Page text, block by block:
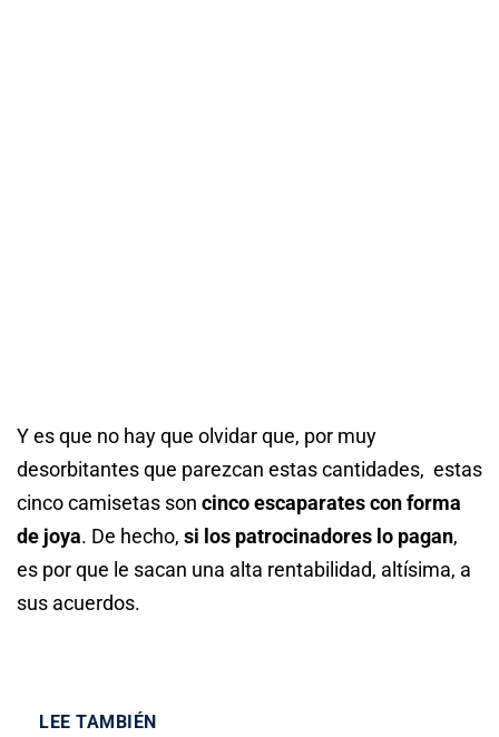
Y es que no hay que olvidar que, por muy
desorbitantes que parezcan estas cantidades, estas
cinco camisetas son cinco escaparates con forma
de joya. De hecho, si los patrocinadores lo pagan,
es por que le sacan una alta rentabilidad, altísima, a
sus acuerdos.
LEE TAMBIÉN